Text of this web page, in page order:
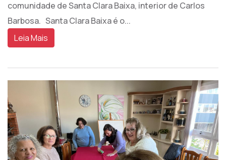
comunidade de Santa Clara Baixa, interior de Carlos
Barbosa. Santa Clara Baixa é o...
Leia Mais